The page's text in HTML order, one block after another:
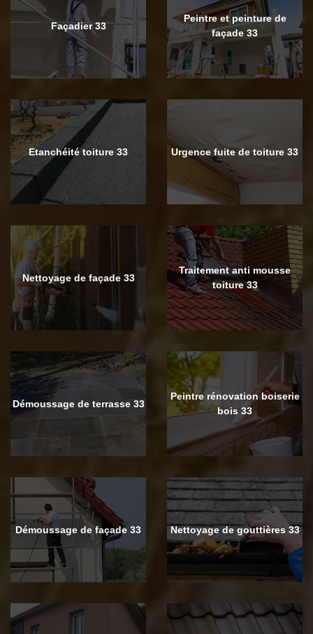
Façadier 33
Peintre et peinture de
façade 33
Etanchéité toiture 33 Urgence fuite de toiture 33
Nettoyage de façade 33
Traitement anti mousse
toiture 33
Démoussage de terrasse 33
Peintre rénovation boiserie
bois 33
Démoussage de façade 33 Nettoyage de gouttières 33